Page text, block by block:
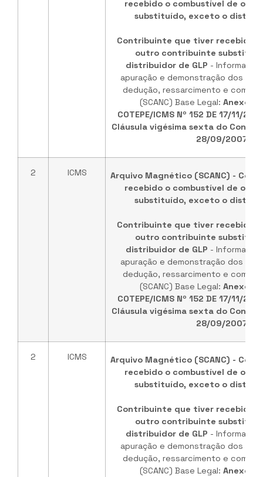
recebido o combustível de
substituído, exceto o
Contribuinte que tiver recebido
outro contribuinte
distribuidor de GLP -
apuração e demonstração dos
dedução, ressarcimento e
(SCANC) Base Legal: Anexo
COTEPE/ICMS Nº 152 DE 17/11/
Cláusula vigésima sexta do
28/09/2007
2 ICMS
Arquivo Magnético (SCANC) -
recebido o combustível de
substituído, exceto o
Contribuinte que tiver recebido
outro contribuinte
distribuidor de GLP -
apuração e demonstração dos
dedução, ressarcimento e
(SCANC) Base Legal: Anexo
COTEPE/ICMS Nº 152 DE 17/11/
Cláusula vigésima sexta do
28/09/2007
2 ICMS
Arquivo Magnético (SCANC) -
recebido o combustível de
substituído, exceto o
Contribuinte que tiver recebido
outro contribuinte
distribuidor de GLP -
apuração e demonstração dos
dedução, ressarcimento e
(SCANC) Base Legal: Anexo